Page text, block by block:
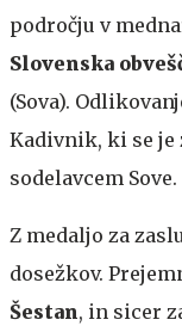
področju v
Slovenska
(Sova).
Kadivnik, ki se je
sodelavcem Sove.
Z medaljo za
dosežkov.
Šestan, in sicer